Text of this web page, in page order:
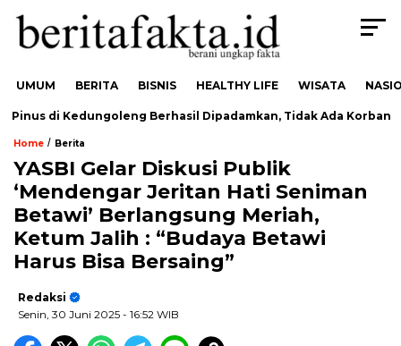
UMUM BERITA BISNIS HEALTHY LIFE WISATA
di Kedungoleng Berhasil Dipadamkan, Tidak Ada Korban
Home / Berita
YASBI Gelar Diskusi Publik
‘Mendengar Jeritan Hati Seniman
Betawi’ Berlangsung Meriah,
Ketum Jalih : “Budaya Betawi
Harus Bisa Bersaing”
Redaksi
Senin, 30 Juni 2025 - 16:52 WIB